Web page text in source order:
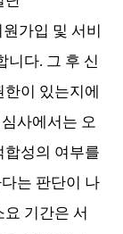
가입 및 서비
니다. 그 후 신
이 있는지에
사에서는 오
합성의 여부를
는 판단이 나
기간은 서